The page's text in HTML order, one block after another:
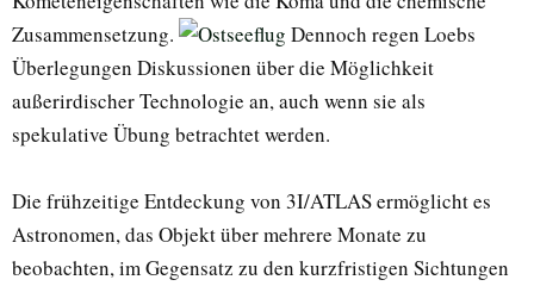
Zusammensetzung.
Dennoch regen Loebs
Überlegungen Diskussionen über die Möglichkeit
außerirdischer Technologie an, auch wenn sie als
spekulative Übung betrachtet werden.
Die frühzeitige Entdeckung von 3I/ATLAS ermöglicht es
Astronomen, das Objekt über mehrere Monate zu
beobachten, im Gegensatz zu den kurzfristigen Sichtungen